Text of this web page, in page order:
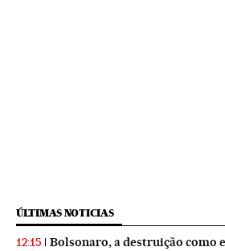
ÚLTIMAS NOTICIAS
12:15 Bolsonaro, a destruição como